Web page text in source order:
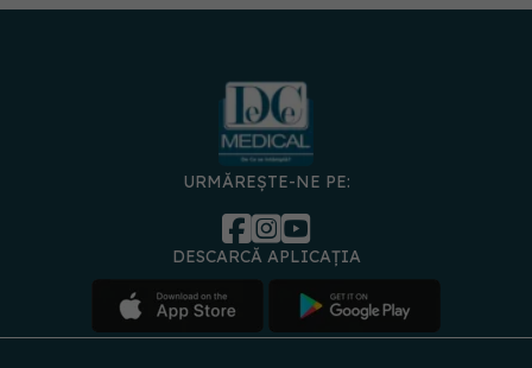
URMĂREȘTE-NE PE:
DESCARCĂ APLICAȚIA